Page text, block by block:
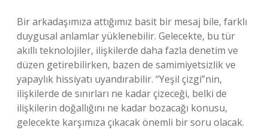
Bir arkadaşımıza attığımız basit bir mesaj bile, farklı
duygusal anlamlar yüklenebilir. Gelecekte, bu tür
akıllı teknolojiler, ilişkilerde daha fazla denetim ve
düzen getirebilirken, bazen de samimiyetsizlik ve
yapaylık hissiyatı uyandırabilir. “Yeşil çizgi”nin,
ilişkilerde de sınırları ne kadar çizeceği, belki de
ilişkilerin doğallığını ne kadar bozacağı konusu,
gelecekte karşımıza çıkacak önemli bir soru olacak.